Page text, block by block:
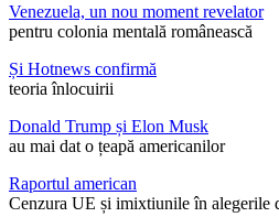
Venezuela, un nou moment revelator
pentru colonia mentală românească
Și Hotnews confirmă
teoria înlocuirii
Donald Trump și Elon Musk
au mai dat o țeapă americanilor
Raportul american
Cenzura UE și imixtiunile în alegerile